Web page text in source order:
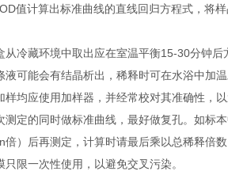
值计算出标准曲线的直线回归方程式，将
从冷藏环境中取出应在室温平衡15-30分钟
液可能会有结晶析出，稀释时可在水浴中加
样均应使用加样器，并经常校对其准确性，
测定的同时做标准曲线，最好做复孔。如标
倍）后再测定，计算时请最后乘以总稀释倍
只限一次性使用，以避免交叉污染。